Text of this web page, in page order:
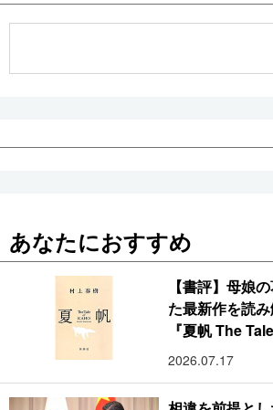
あなたにおすすめ
【書評】母娘
た最新作を読
『夏帆 The
2026.07.17